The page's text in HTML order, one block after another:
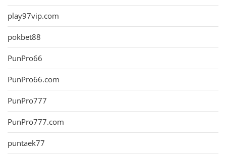
play97vip.com
pokbet88
PunPro66
PunPro66.com
PunPro777
PunPro777.com
puntaek77